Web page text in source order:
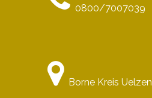
0800/7007039
Borne Kreis Uelzen